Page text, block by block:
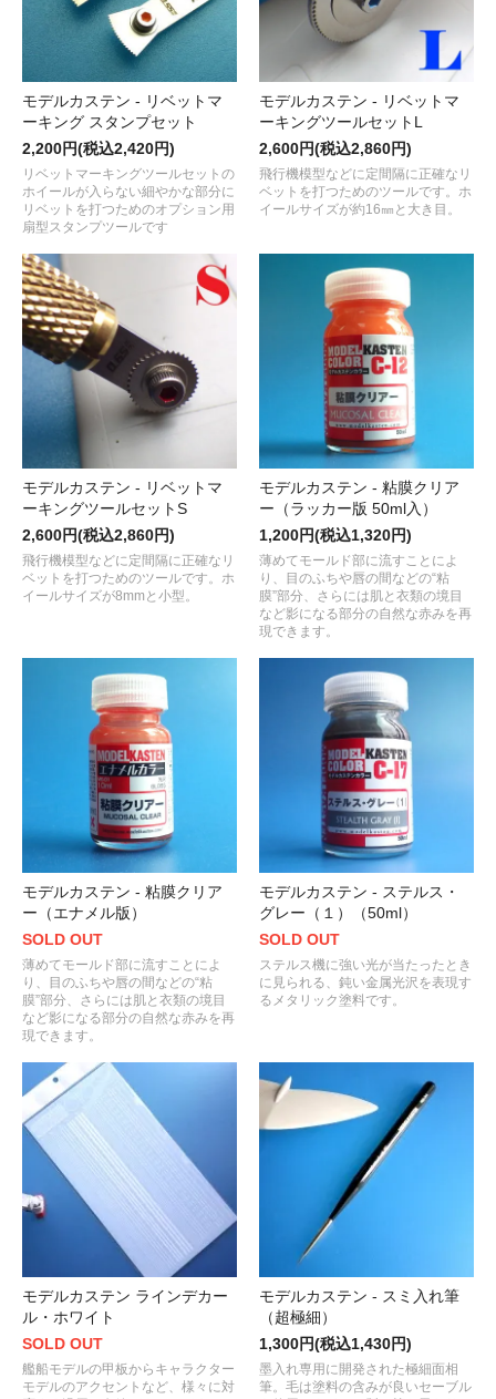
モデルカステン - リベットマ
ーキング スタンプセット
2,200円(税込2,420円)
リベットマーキングツールセットの
ホイールが入らない細やかな部分に
リベットを打つためのオプション用
扇型スタンプツールです
モデルカステン - リベットマ
ーキングツールセットL
2,600円(税込2,860円)
飛行機模型などに定間隔に正確なリ
ベットを打つためのツールです。ホ
イールサイズが約16㎜と大き目。
モデルカステン - リベットマ
ーキングツールセットS
2,600円(税込2,860円)
飛行機模型などに定間隔に正確なリ
ベットを打つためのツールです。ホ
イールサイズが8mmと小型。
モデルカステン - 粘膜クリア
ー（ラッカー版 50ml入）
1,200円(税込1,320円)
薄めてモールド部に流すことによ
り、目のふちや唇の間などの“粘
膜”部分、さらには肌と衣類の境目
など影になる部分の自然な赤みを再
現できます。
モデルカステン - 粘膜クリア
ー（エナメル版）
SOLD OUT
薄めてモールド部に流すことによ
り、目のふちや唇の間などの“粘
膜”部分、さらには肌と衣類の境目
など影になる部分の自然な赤みを再
現できます。
モデルカステン - ステルス・
グレー（１）（50ml）
SOLD OUT
ステルス機に強い光が当たったとき
に見られる、鈍い金属光沢を表現す
るメタリック塗料です。
モデルカステン ラインデカー
ル・ホワイト
SOLD OUT
艦船モデルの甲板からキャラクター
モデルのアクセントなど、様々に対
モデルカステン - スミ入れ筆
（超極細）
1,300円(税込1,430円)
墨入れ専用に開発された極細面相
筆。毛は塗料の含みが良いセーブル